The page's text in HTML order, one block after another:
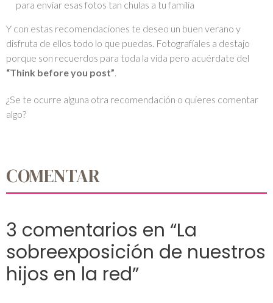
para enviar esas fotos tan chulas a tu familia
Y con estas recomendaciones te deseo un buen verano y
disfruta de ellos todo lo que puedas. Fotografíales a destajo
porque son recuerdos para toda la vida pero acuérdate del
“Think before you post”.
¿Se te ocurre alguna otra recomendación o quieres comentar
algo?
COMENTAR
3 comentarios en “La
sobreexposición de nuestros
hijos en la red”